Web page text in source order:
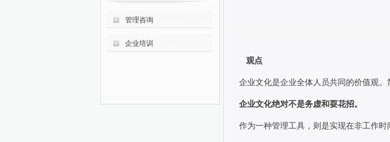
管理咨询
企业培训
观点
企业文化是企业全体人员共同的价值观。
企业文化绝对不是务虚和耍花招。
作为一种管理工具，则是实现在非工作时